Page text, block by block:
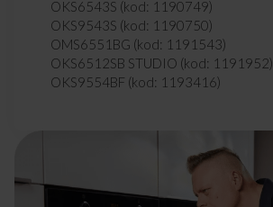
OKS6543S (kod: 1190749)
OKS9543S (kod: 1190750)
OMS6551BG (kod: 1191543)
OKS6512SB STUDIO (kod: 1191952)
OKS9554BF (kod: 1193416)